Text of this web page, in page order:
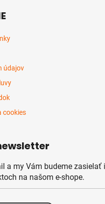
údajov
cookies
a my Vám budeme zasielať
na našom e-shope.